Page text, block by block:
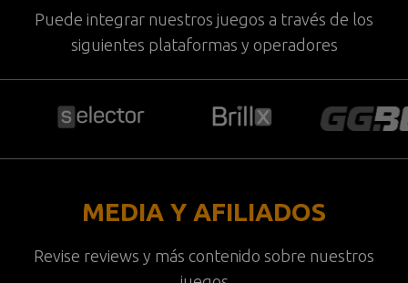
Puede integrar nuestros juegos a través de los
siguientes plataformas y operadores
MEDIA Y AFILIADOS
Revise reviews y más contenido sobre nuestros